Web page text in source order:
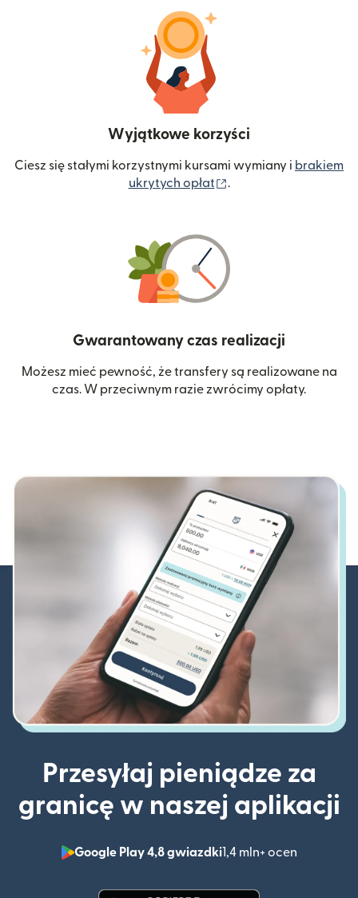
Wyjątkowe korzyści
Ciesz się stałymi korzystnymi kursami wymiany i brakiem
ukrytych opłat
.
Gwarantowany czas realizacji
Możesz mieć pewność, że transfery są realizowane na
czas. W przeciwnym razie zwrócimy opłaty.
Przesyłaj pieniądze za
granicę w naszej aplikacji
Google Play 4,8 gwiazdki1,4 mln+ ocen
(otwiera